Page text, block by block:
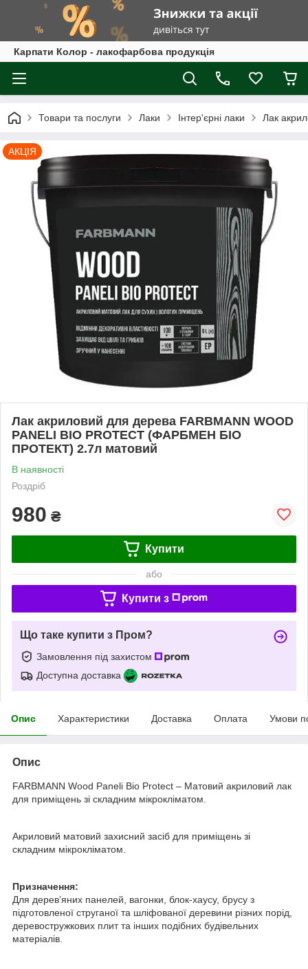
Карпати Колор - лакофарбова продукція
Товари та послуги Лаки Інтер'єрні лаки Лак
АКЦІЯ
Лак акриловий для дерева FARBMANN WOOD
PANELI BIO PROTECT (ФАРБМЕН БІО
ПРОТЕКТ) 2.7л матовий
В наявності
Роздріб
980 ₴
Купити
або
Купити з
Що таке купити з Пром?
Замовлення під захистом
Доступна доставка
Опис Характеристики Доставка Оплата Умови
Опис
FARBMANN Wood Paneli Bio Protect – Матовий акриловий лак
для приміщень зі складним мікрокліматом.
Акриловий матовий захисний засіб для приміщень зі
складним мікрокліматом.
Призначення:
Для дерев’яних панелей, вагонки, блок-хаусу, брусу з
підготовленої струганої та шліфованої деревини різних порід,
деревостружкових плит та інших подібних будівельних
матеріалів.